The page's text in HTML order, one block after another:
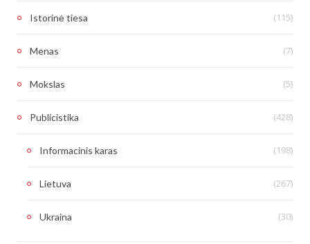
Istorinė tiesa (115)
Menas (7)
Mokslas (5)
Publicistika (428)
Informacinis karas (198)
Lietuva (267)
Ukraina (30)